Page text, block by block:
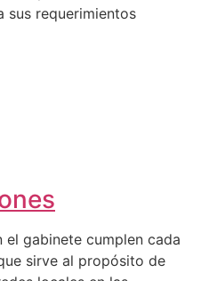
sus requerimientos
gabinete cumplen cada
sirve al propósito de